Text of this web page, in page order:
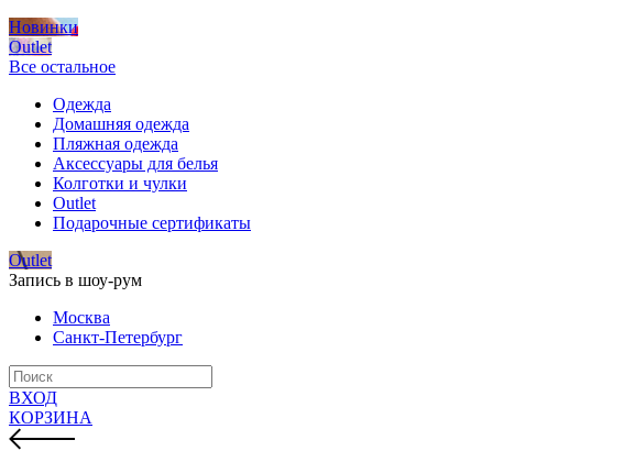
Новинки
Outlet
Все остальное
Одежда
Домашняя одежда
Пляжная одежда
Аксессуары для белья
Колготки и чулки
Outlet
Подарочные сертификаты
Outlet
Запись в шоу-рум
Москва
Санкт-Петербург
ВХОД
КОРЗИНА